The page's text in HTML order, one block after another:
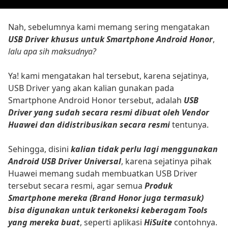
Nah, sebelumnya kami memang sering mengatakan
USB Driver khusus untuk Smartphone Android Honor,
lalu apa sih maksudnya?
Ya! kami mengatakan hal tersebut, karena sejatinya,
USB Driver yang akan kalian gunakan pada
Smartphone Android Honor tersebut, adalah USB
Driver yang sudah secara resmi dibuat oleh Vendor
Huawei dan didistribusikan secara resmitentunya.
Sehingga, disini kalian tidak perlu lagi menggunakan
Android USB Driver Universal, karena sejatinya pihak
Huawei memang sudah membuatkan USB Driver
tersebut secara resmi, agar semua Produk
Smartphone mereka (Brand Honor juga termasuk)
bisa digunakan untuk terkoneksi keberagam Tools
yang mereka buat, seperti aplikasi HiSuite contohnya.